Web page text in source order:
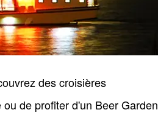
des croisières
de profiter d'un Beer Garden